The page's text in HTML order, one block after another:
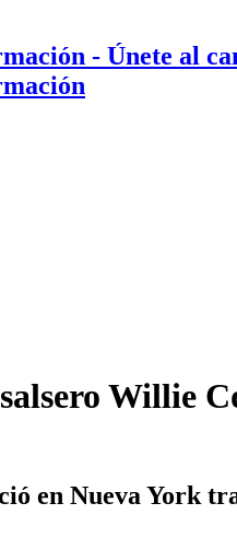
- Únete al
Willie
en Nueva York